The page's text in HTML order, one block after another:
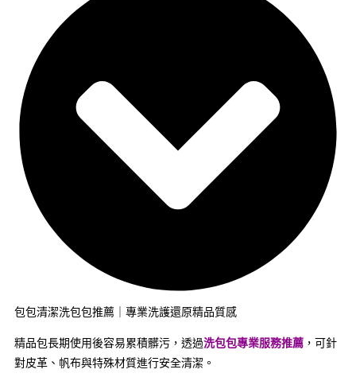
包包清潔洗包包推薦｜專業洗護還原精品質感
精品包長期使用後容易累積髒污，透過洗包包專業服務推薦 ，可針
對皮革、帆布與特殊材質進行安全清潔。